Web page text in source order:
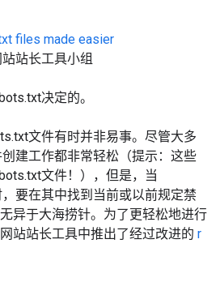
files made easier
站长工具小组
决定的。
文件有时并非易事。尽管大多
建工作都非常轻松（提示：这些
文件！），但是，当
要在其中找到当前或以前规定禁
异于大海捞针。为了更轻松地进行
站站长工具中推出了经过改进的 r